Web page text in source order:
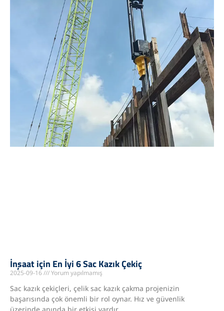
İnşaat için En İyi 6 Sac Kazık Çekiç
2025-09-16 Yorum yapılmamış
Sac kazık çekiçleri, çelik sac kazık çakma projenizin
başarısında çok önemli bir rol oynar. Hız ve güvenlik